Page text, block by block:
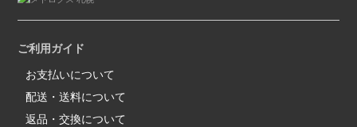
ご利用ガイド
お支払いについて
配送・送料について
返品・交換について